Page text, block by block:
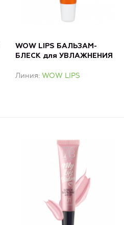
WOW LIPS БАЛЬЗАМ-
БЛЕСК для УВЛАЖНЕНИЯ
Линия WOW LIPS